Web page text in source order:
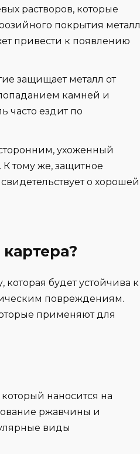
растворов, которые
покрытия металл
привести к появлению
защищает металл от
камней и
часто ездит по
ухоженный
К тому же, защитное
о хорошей
будет устойчива к
повреждениям.
применяют для
наносится на
ржавчины и
виды